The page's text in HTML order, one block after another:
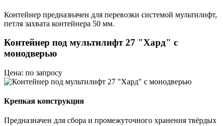
Контейнер предназначен для перевозки системой мультилифт,
петля захвата контейнера 50 мм.
Контейнер под мультилифт 27 "Хард" с
монодверью
Цена: по запросу
Крепкая конструкция
Предназначен для сбора и промежуточного хранения твёрдых